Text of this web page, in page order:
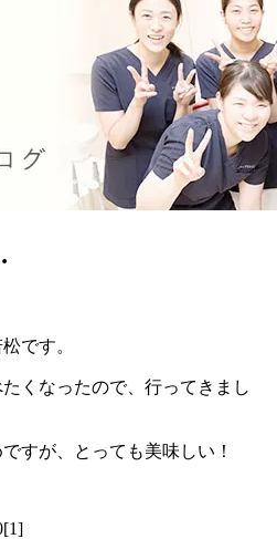
です。
くなったので、行ってきまし
すが、とっても美味しい！